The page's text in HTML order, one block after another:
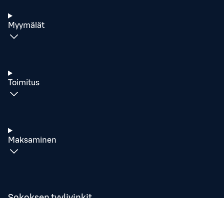
Myymälät
Toimitus
Maksaminen